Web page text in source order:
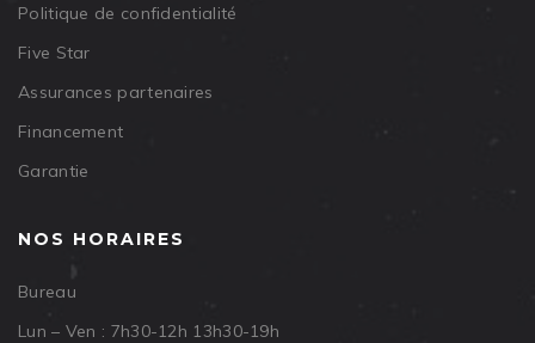
Politique de confidentialité
Five Star
Assurances partenaires
Financement
Garantie
NOS HORAIRES
Bureau
Lun – Ven : 7h30-12h 13h30-19h